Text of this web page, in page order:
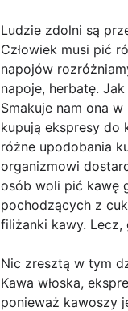
Ludzie zdolni są
Człowiek musi pić
napojów
napoje, herbatę.
Smakuje nam ona
kupują ekspresy do
różne upodobania
organizmowi
osób woli pić kawę
pochodzących z
filiżanki kawy. Lecz,
Nic zresztą w tym
Kawa włoska,
ponieważ kawoszy